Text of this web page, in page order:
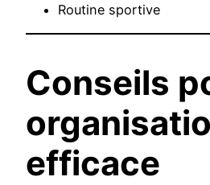
Routine sportive
Conseils
efficace